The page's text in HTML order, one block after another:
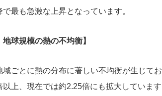
最も急激な上昇となっています。
地球規模の熱の不均衡】
域ごとに熱の分布に著しい不均衡が生じて
上、現在では約2.25倍にも拡大しています